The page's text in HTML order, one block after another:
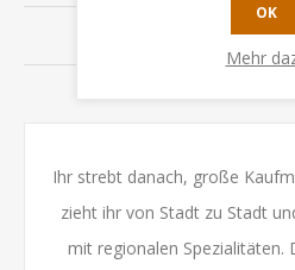
Ihr strebt danach, große
zieht ihr von Stadt zu Stadt
mit regionalen Spezialitäten.
OK
Mehr